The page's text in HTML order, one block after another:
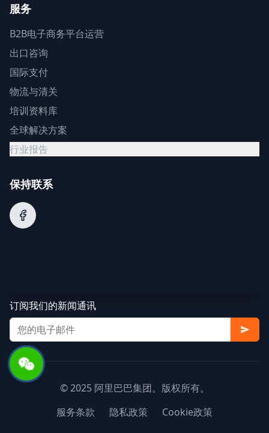
服务
B2B电子商务平台运营
出口咨询
国际支付
物流与清关
培训资料库
全球解决方案
行业报告
保持联系
订阅我们的新闻通讯
© 2025 阿里巴巴集团。版权所有。
服务条款
隐私政策 Cookie政策